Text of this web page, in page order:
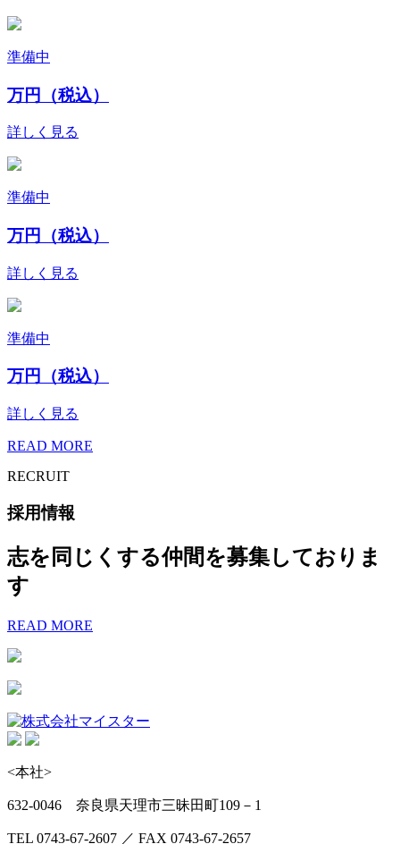
準備中
万円（税込）
詳しく見る
準備中
万円（税込）
詳しく見る
準備中
万円（税込）
詳しく見る
READ MORE
RECRUIT
採用情報
志を同じくする仲間を募集しておりま
す
READ MORE
<本社>
632-0046 奈良県天理市三昧田町109－1
TEL 0743-67-2607 ／ FAX 0743-67-2657